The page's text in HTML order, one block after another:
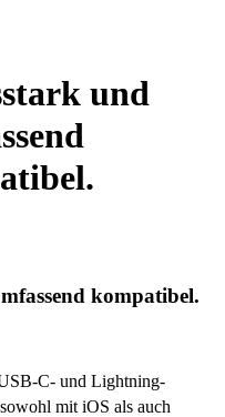
und
kompatibel.
C- und Lightning-
mit iOS als auch